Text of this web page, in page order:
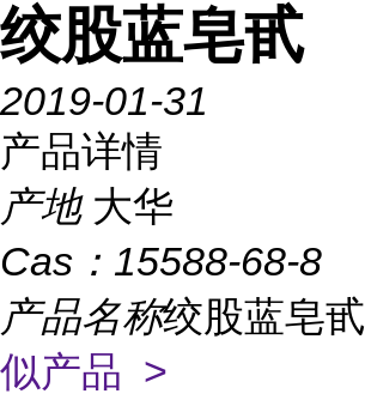
绞股蓝皂甙
2019-01-31
产品详情
产地 大华
Cas： 15588-68-8
产品名称绞股蓝皂甙
似产品 >